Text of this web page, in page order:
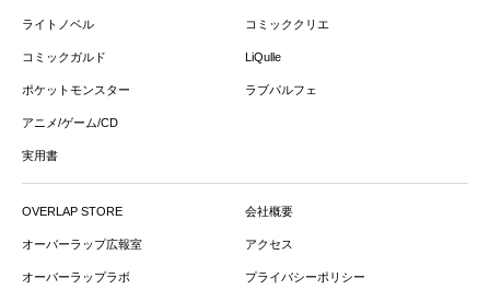
ライトノベル
コミックガルド
ポケットモンスター
アニメ/ゲーム/CD
実用書
コミッククリエ
LiQulle
ラブパルフェ
OVERLAP STORE
オーバーラップ広報室
オーバーラップラボ
会社概要
アクセス
プライバシーポリシー